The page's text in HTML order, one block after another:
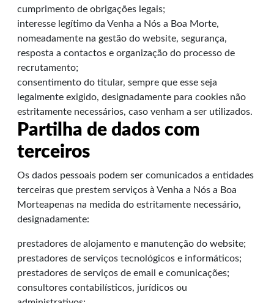
cumprimento de obrigações legais;
interesse legítimo da Venha a Nós a Boa Morte,
nomeadamente na gestão do website, segurança,
resposta a contactos e organização do processo de
recrutamento;
consentimento do titular, sempre que esse seja
legalmente exigido, designadamente para cookies não
estritamente necessários, caso venham a ser utilizados.
Partilha de dados com
terceiros
Os dados pessoais podem ser comunicados a entidades
terceiras que prestem serviços à Venha a Nós a Boa
Morteapenas na medida do estritamente necessário,
designadamente:
prestadores de alojamento e manutenção do website;
prestadores de serviços tecnológicos e informáticos;
prestadores de serviços de email e comunicações;
consultores contabilísticos, jurídicos ou